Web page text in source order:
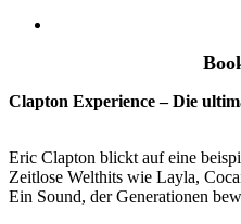
Clapton Experience – Die
Eric Clapton blickt auf eine
Zeitlose Welthits wie Layla,
Ein Sound, der Generationen